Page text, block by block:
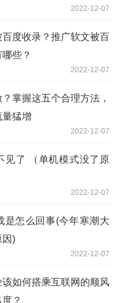
2022-12-07
度收录？推广软文被百
些？
2022-12-07
掌握这五个合理方法，
猛增
2022-12-07
见了 （单机模式没了原
2022-12-07
是怎么回事(今年寒潮大
因)
2022-12-07
如何搭乘互联网的顺风
？